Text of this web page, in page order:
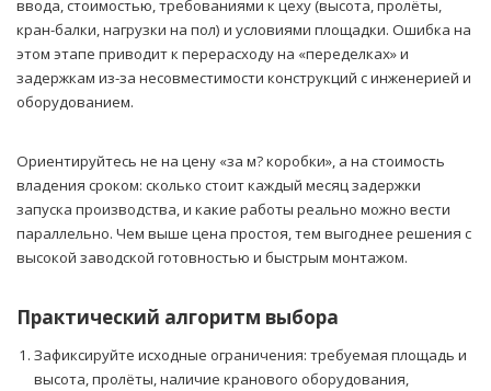
ввода, стоимостью, требованиями к цеху (высота, пролёты,
кран-балки, нагрузки на пол) и условиями площадки. Ошибка на
этом этапе приводит к перерасходу на «переделках» и
задержкам из-за несовместимости конструкций с инженерией и
оборудованием.
Ориентируйтесь не на цену «за м? коробки», а на стоимость
владения сроком: сколько стоит каждый месяц задержки
запуска производства, и какие работы реально можно вести
параллельно. Чем выше цена простоя, тем выгоднее решения с
высокой заводской готовностью и быстрым монтажом.
Практический алгоритм выбора
Зафиксируйте исходные ограничения: требуемая площадь и
высота, пролёты, наличие кранового оборудования,